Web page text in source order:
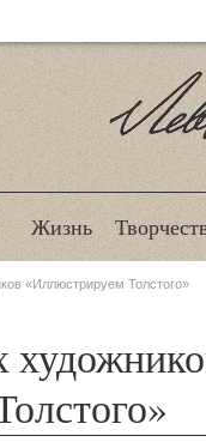
Жизнь
«Иллюстрируем Толстого»